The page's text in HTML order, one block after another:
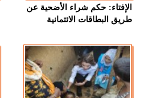
الإفتاء: حكم شراء الأضحية عن
طريق البطاقات الائتمانية